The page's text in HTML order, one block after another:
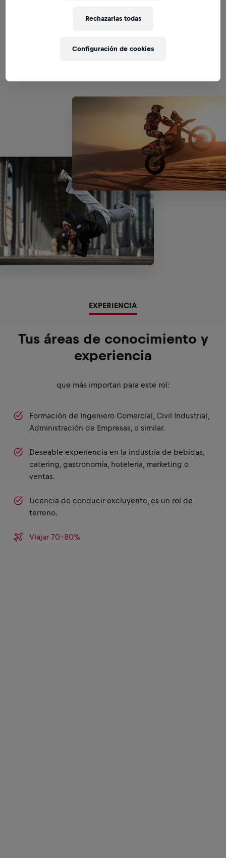
DESARROLLO DE NEGOCIOS
EXPERIENCIA
Tus áreas de conocimiento y
experiencia
que más importan para este rol:
Formación de Ingeniero Comercial, Civil Industrial,
Administración de Empresas, o similar.
Deseable experiencia en la industria de bebidas,
catering, gastronomía, hotelería, marketing o
ventas.
Licencia de conducir excluyente, es un rol de
terreno.
Viajar 70-80%
Rechazarlas todas
Configuración de cookies